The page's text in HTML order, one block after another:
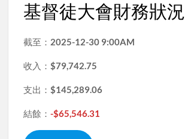
基督徒大會財務狀況
截至： 2025-12-30 9:00AM
收入：$79,742.75
支出：$145,289.06
結餘：-$65,546.31